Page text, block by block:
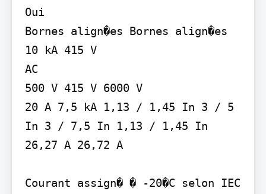
Oui
Bornes align�es Bornes align�es
10 kA 415 V
AC
500 V 415 V 6000 V
20 A 7,5 kA 1,13 / 1,45 In 3 / 5
In 3 / 7,5 In 1,13 / 1,45 In
26,27 A 26,72 A
Courant assign� � -20�C selon IEC